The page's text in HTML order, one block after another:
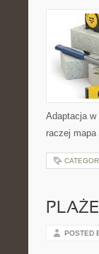
Adaptacja w
raczej
POSTED